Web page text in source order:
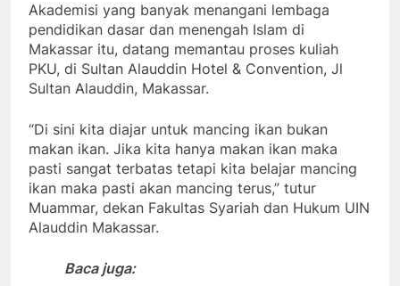
Akademisi yang banyak menangani lembaga
pendidikan dasar dan menengah Islam di
Makassar itu, datang memantau proses kuliah
PKU, di Sultan Alauddin Hotel & Convention, Jl
Sultan Alauddin, Makassar.
“Di sini kita diajar untuk mancing ikan bukan
makan ikan. Jika kita hanya makan ikan maka
pasti sangat terbatas tetapi kita belajar mancing
ikan maka pasti akan mancing terus,” tutur
Muammar, dekan Fakultas Syariah dan Hukum UIN
Alauddin Makassar.
Baca juga: